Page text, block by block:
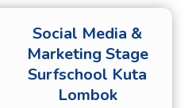
Social Media &
Marketing Stage
Surfschool Kuta
Lombok